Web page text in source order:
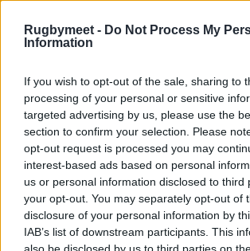
Rugbymeet - Do Not Process My
Information
If you wish to opt-out of the sale, sharing to
processing of your personal or sensitive
targeted advertising by us, please use the
section to confirm your selection. Please
opt-out request is processed you may
interest-based ads based on personal
us or personal information disclosed to third
your opt-out. You may separately opt-out of
disclosure of your personal information by
IAB’s list of downstream participants. This
professionale, dalle
inserisce in un processo
strutturato di
professionalità cresciute
all’interno dei quadri
rafforzando una scuola
dal forte DNA italiano. Il
debutto sulla scena